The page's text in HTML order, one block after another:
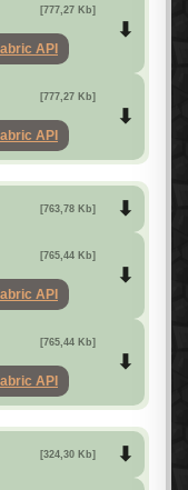
[777,27 Kb]
API
[777,27 Kb]
API
[763,78 Kb]
[765,44 Kb]
API
[765,44 Kb]
API
[324,30 Kb]